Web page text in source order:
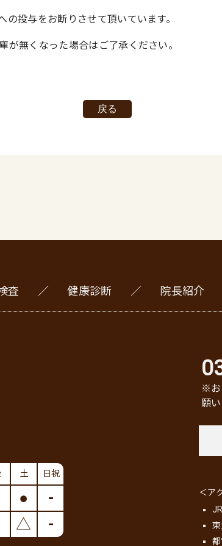
投与をお断りさせて頂いています。
無くなった場合はご了承ください。
戻る
査 健康診断 院長紹介
土 日祝
● -
△ -
※お
願い
＜ア